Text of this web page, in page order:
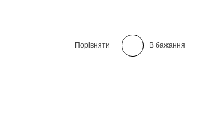
Порівняти В бажання